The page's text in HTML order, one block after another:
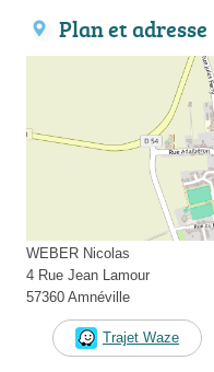
Plan et adresse
WEBER Nicolas
4 Rue Jean Lamour
57360 Amnéville
Trajet Waze